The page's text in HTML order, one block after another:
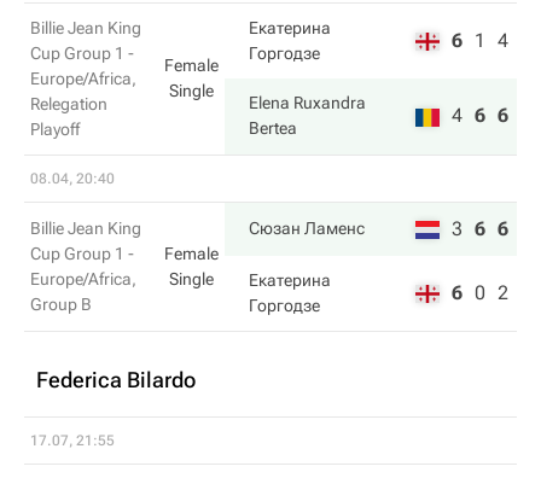
Billie Jean King
Cup Group 1 -
Europe/Africa,
Relegation
Playoff
Female
Single
Екатерина
Горгодзе
6 1 4
Elena Ruxandra
Bertea
4 6 6
08.04, 20:40
Billie Jean King
Cup Group 1 -
Europe/Africa,
Group B
Female
Single
Сюзан Ламенс 3 6 6
Екатерина
Горгодзе
6 0 2
Federica Bilardo
17.07, 21:55